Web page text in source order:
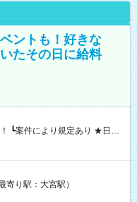
ントも！好きな
たその日に給料
日に現金GET♪ お仕事後はコ
【試用期間】試
寄り駅：大宮駅）